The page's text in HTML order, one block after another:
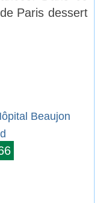
Paris dessert
Beaujon